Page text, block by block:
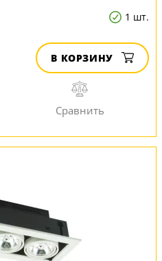
1 шт.
В КОРЗИНУ